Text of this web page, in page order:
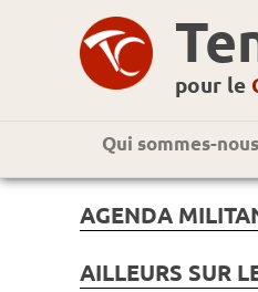
pour le
Qui sommes-
AGENDA
AILLEURS SUR